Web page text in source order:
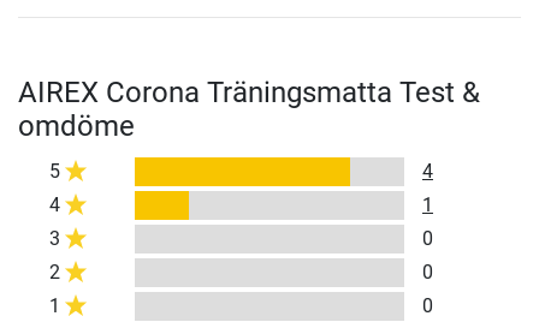
AIREX Corona Träningsmatta Test &
omdöme
5
4
4
1
3
0
2
0
1
0